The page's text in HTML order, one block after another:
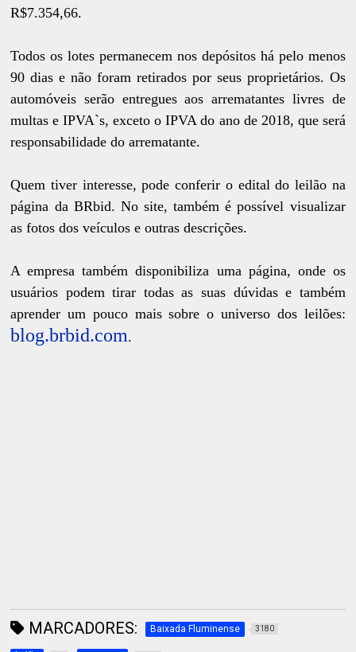
R$7.354,66.
Todos os lotes permanecem nos depósitos há pelo menos
90 dias e não foram retirados por seus proprietários. Os
automóveis serão entregues aos arrematantes livres de
multas e IPVA`s, exceto o IPVA do ano de 2018, que será
responsabilidade do arrematante.
Quem tiver interesse, pode conferir o edital do leilão na
página da BRbid. No site, também é possível visualizar
as fotos dos veículos e outras descrições.
A empresa também disponibiliza uma página, onde os
usuários podem tirar todas as suas dúvidas e também
aprender um pouco mais sobre o universo dos leilões:
blog.brbid.com.
MARCADORES: Baixada Fluminense 3180